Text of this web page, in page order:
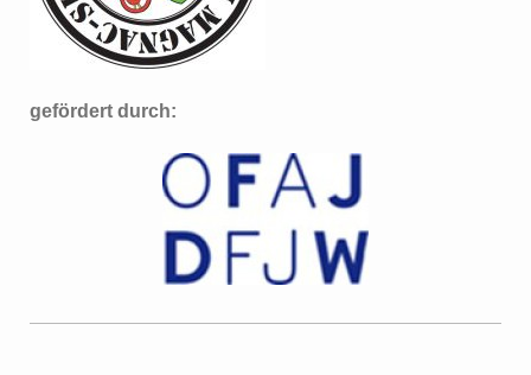
gefördert durch: